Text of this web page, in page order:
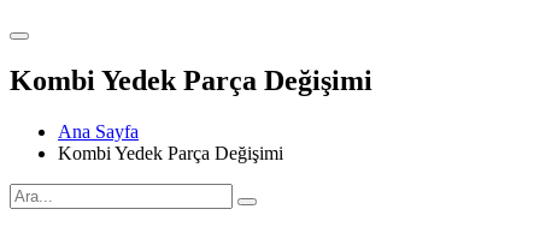
Kombi Yedek Parça Değişimi
Ana Sayfa
Kombi Yedek Parça Değişimi